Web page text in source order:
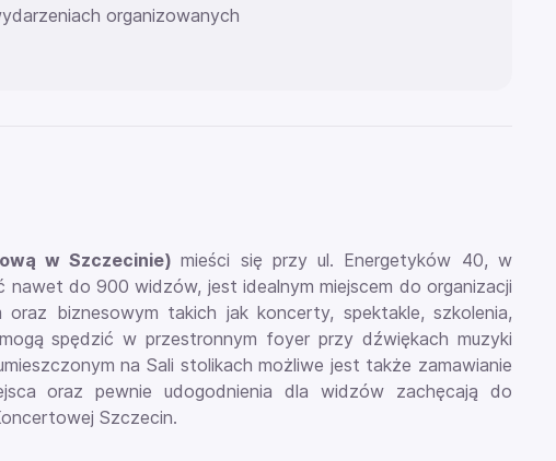
organizowanych
w Szczecinie)mieści się przy ul. Energetyków 40, w
nawet do 900 widzów, jest idealnym miejscem do organizacji
biznesowym takich jak koncerty, spektakle, szkolenia,
spędzić w przestronnym foyer przy dźwiękach muzyki
na Sali stolikach możliwe jest także zamawianie
oraz pewnie udogodnienia dla widzów zachęcają do
Szczecin.